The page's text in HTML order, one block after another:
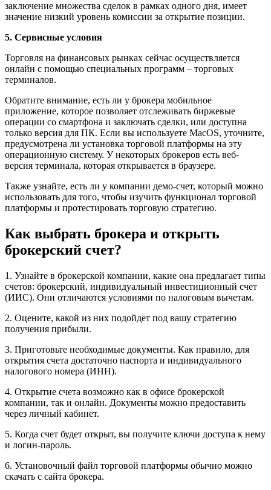
заключение множества сделок в рамках одного дня, имеет
значение низкий уровень комиссии за открытие позиции.
5. Сервисные условия
Торговля на финансовых рынках сейчас осуществляется
онлайн с помощью специальных программ – торговых
терминалов.
Обратите внимание, есть ли у брокера мобильное
приложение, которое позволяет отслеживать биржевые
операции со смартфона и заключать сделки, или доступна
только версия для ПК. Если вы используете MacOS, уточните,
предусмотрена ли установка торговой платформы на эту
операционную систему. У некоторых брокеров есть веб-
версия терминала, которая открывается в браузере.
Также узнайте, есть ли у компании демо-счет, который можно
использовать для того, чтобы изучить функционал торговой
платформы и протестировать торговую стратегию.
Как выбрать брокера и открыть
брокерский счет?
1. Узнайте в брокерской компании, какие она предлагает типы
счетов: брокерский, индивидуальный инвестиционный счет
(ИИС). Они отличаются условиями по налоговым вычетам.
2. Оцените, какой из них подойдет под вашу стратегию
получения прибыли.
3. Приготовьте необходимые документы. Как правило, для
открытия счета достаточно паспорта и индивидуального
налогового номера (ИНН).
4. Открытие счета возможно как в офисе брокерской
компании, так и онлайн. Документы можно предоставить
через личный кабинет.
5. Когда счет будет открыт, вы получите ключи доступа к нему
и логин-пароль.
6. Установочный файл торговой платформы обычно можно
скачать с сайта брокера.